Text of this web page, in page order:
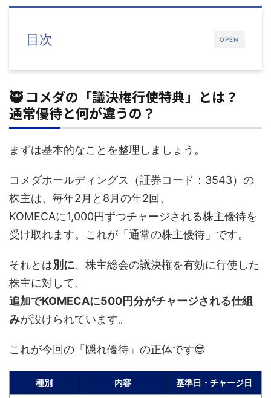
OPEN
目次
🥷 コメダの「議決権行使特典」とは？
通常優待と何が違うの？
まずは基本的なことを整理しましょう。
コメダホールディングス（証券コード：3543）の
株主は、毎年2月と8月の年2回、
KOMECAに1,000円ずつチャージされる株主優待を
受け取れます。これが「通常の株主優待」です。
それとは別に、株主総会の議決権を有効に行使した
株主に対して、
追加でKOMECAに500円分がチャージされる仕組
みが設けられています。
これが今回の「隠れ優待」の正体です😎
種別 内容 基準日・チャージ日